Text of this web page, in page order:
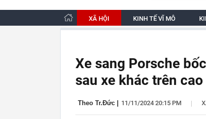
XÃ HỘI KINH TẾ VĨ MÔ
Xe sang Porsche
sau xe khác trên
Theo Tr.Đức 11/11/2024 20:15 PM |